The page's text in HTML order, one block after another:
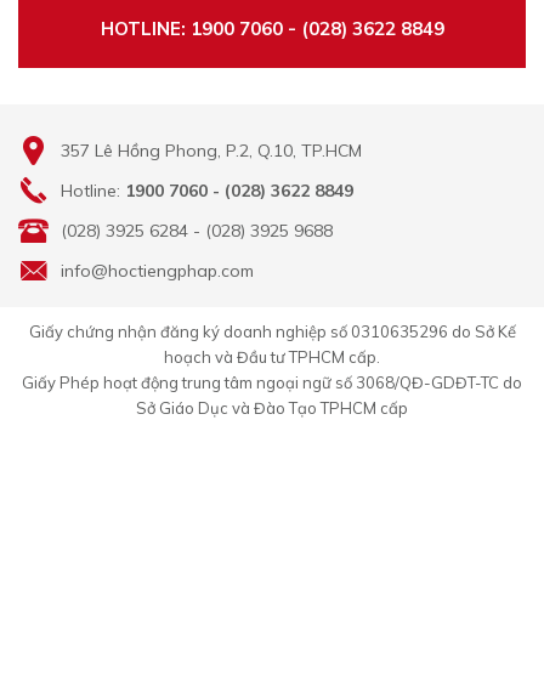
HOTLINE: 1900 7060 - (028) 3622 8849
357 Lê Hồng Phong, P.2, Q.10, TP.HCM
Hotline: 1900 7060 - (028) 3622 8849
(028) 3925 6284 - (028) 3925 9688
info@hoctiengphap.com
Giấy chứng nhận đăng ký doanh nghiệp số 0310635296 do Sở Kế
hoạch và Đầu tư TPHCM cấp.
Giấy Phép hoạt động trung tâm ngoại ngữ số 3068/QĐ-GDĐT-TC do
Sở Giáo Dục và Đào Tạo TPHCM cấp